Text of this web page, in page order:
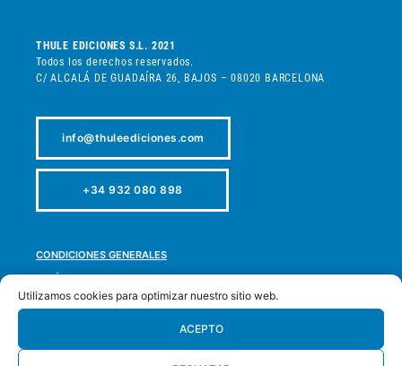
Utilizamos cookies para optimizar nuestro sitio web.
ACEPTO
THULE EDICIONES S.L. 2021
Todos los derechos reservados.
C/ ALCALÁ DE GUADAÍRA 26, BAJOS – 08020 BARCELONA
info@thuleediciones.com
+34 932 080 898
CONDICIONES GENERALES
POLÍTICA DE PRIVACIDAD
POLÍTICA DE COOKIES
ACCESIBILIDAD